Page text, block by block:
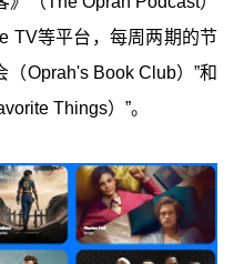
TV等平台，每周两期的节
（Oprah's Book Club）”和
Things）”。